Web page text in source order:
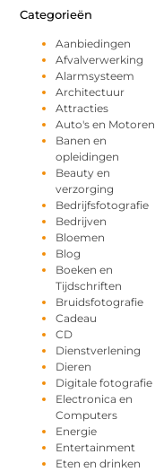
Categorieën
Aanbiedingen
Afvalverwerking
Alarmsysteem
Architectuur
Attracties
Auto's en Motoren
Banen en
opleidingen
Beauty en
verzorging
Bedrijfsfotografie
Bedrijven
Bloemen
Blog
Boeken en
Tijdschriften
Bruidsfotografie
Cadeau
CD
Dienstverlening
Dieren
Digitale fotografie
Electronica en
Computers
Energie
Entertainment
Eten en drinken